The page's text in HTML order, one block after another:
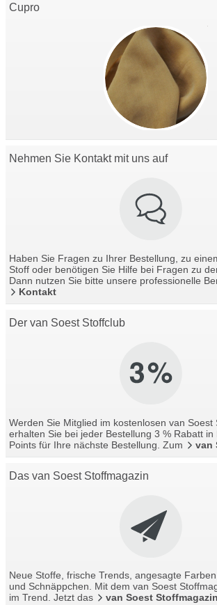
Cupro
Nehmen Sie Kontakt mit uns auf
Haben Sie Fragen zu Ihrer Bestellung, zu
Stoff oder benötigen Sie Hilfe bei Fragen zu
Dann nutzen Sie bitte unsere professionelle
Kontakt
Der van Soest Stoffclub
Werden Sie Mitglied im kostenlosen van Soest
erhalten Sie bei jeder Bestellung 3 % Rabatt in
Points für Ihre nächste Bestellung. Zum
van
Das van Soest Stoffmagazin
Neue Stoffe, frische Trends, angesagte
und Schnäppchen. Mit dem van Soest
im Trend. Jetzt das
van Soest